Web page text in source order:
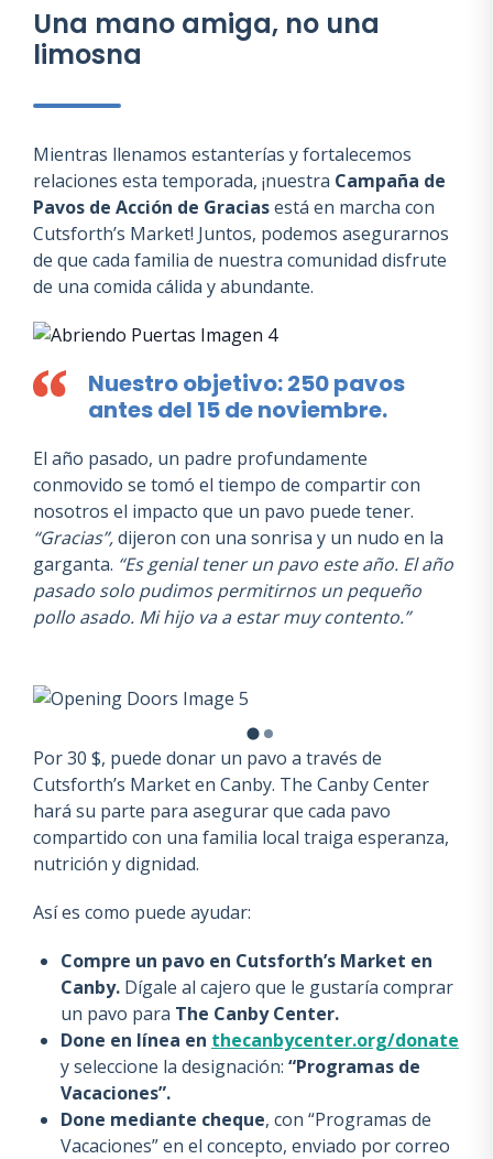
Una mano amiga, no una
limosna
Mientras llenamos estanterías y fortalecemos
relaciones esta temporada, ¡nuestra Campaña de
Pavos de Acción de Graciasestá en marcha con
Cutsforth’s Market! Juntos, podemos asegurarnos
de que cada familia de nuestra comunidad disfrute
de una comida cálida y abundante.
Nuestro objetivo: 250 pavos
antes del 15 de noviembre.
El año pasado, un padre profundamente
conmovido se tomó el tiempo de compartir con
nosotros el impacto que un pavo puede tener.
“Gracias”,dijeron con una sonrisa y un nudo en la
garganta. “Es genial tener un pavo este año. El año
pasado solo pudimos permitirnos un pequeño
pollo asado. Mi hijo va a estar muy contento.”
Por 30 $, puede donar un pavo a través de
Cutsforth’s Market en Canby. The Canby Center
hará su parte para asegurar que cada pavo
compartido con una familia local traiga esperanza,
nutrición y dignidad.
Así es como puede ayudar:
Compre un pavo en Cutsforth’s Market en
Canby. Dígale al cajero que le gustaría comprar
un pavo para The Canby Center.
Done en línea en thecanbycenter.org/donate
y seleccione la designación: “Programas de
Vacaciones”.
Done mediante cheque, con “Programas de
Vacaciones” en el concepto, enviado por correo